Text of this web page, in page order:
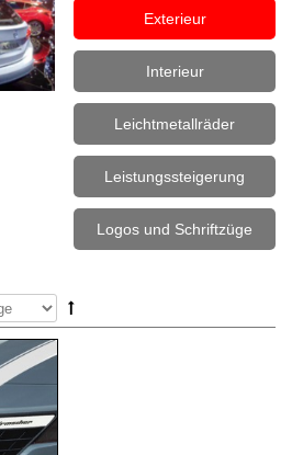
Exterieur
Interieur
Leichtmetallräder
Leistungssteigerung
Logos und Schriftzüge